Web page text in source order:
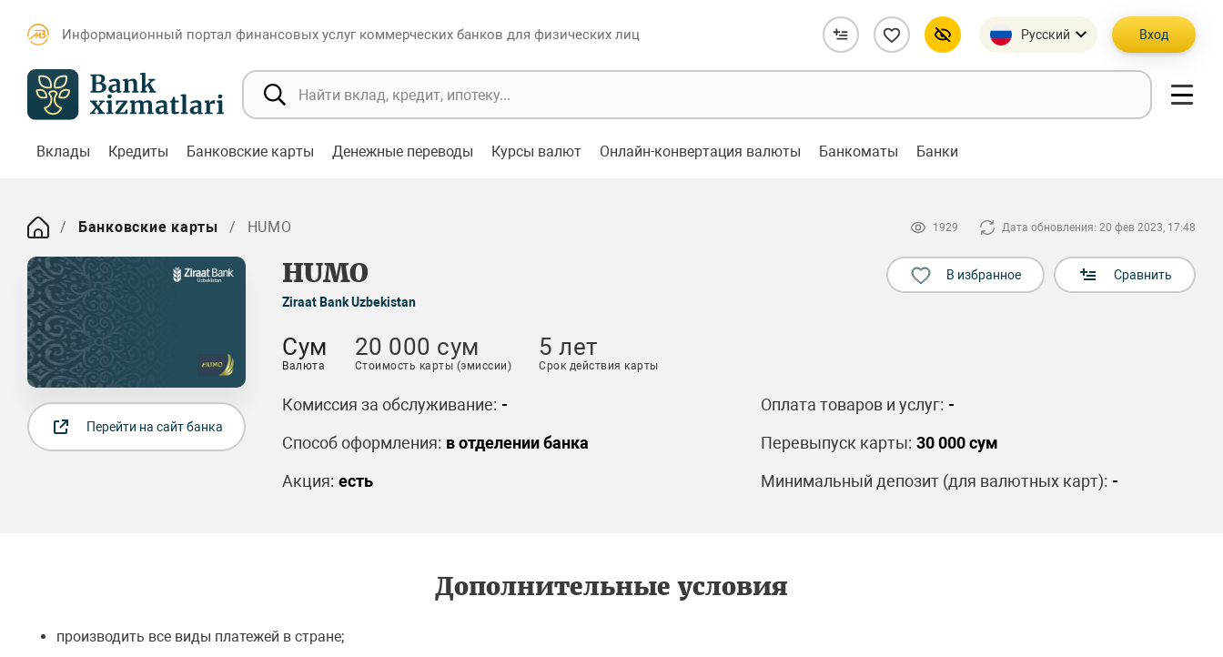
Информационный портал финансовых услуг коммерческих банков для физических лиц Русский Вход
Вклады Кредиты Банковские карты Денежные переводы Курсы валют Онлайн-конвертация валюты Банкоматы Банки
Банковские карты HUMO 1929 Дата обновления: 20 фев 2023, 17:48
HUMO
Ziraat Bank Uzbekistan
В избранное Сравнить
Перейти на сайт банка
Сум
Валюта
20 000 сум
Стоимость карты (эмиссии)
5 лет
Срок действия карты
Комиссия за обслуживание: - Оплата товаров и услуг: -
Способ оформления: в отделении банка Перевыпуск карты: 30 000 сум
Акция: есть Минимальный депозит (для валютных карт): -
Дополнительные условия
производить все виды платежей в стране;